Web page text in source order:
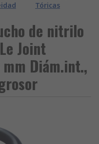
Tóricas
de nitrilo
Joint
Diám.int.,